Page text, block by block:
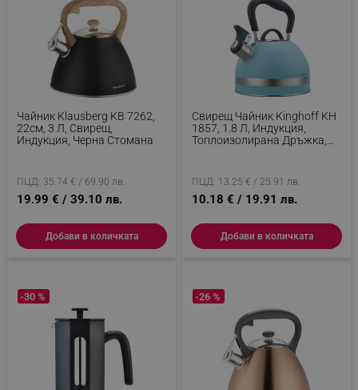
Чайник Klausberg KB 7262,
22см, 3 Л, Свирещ,
Индукция, Черна Стомана
ПЦД: 35.74 € / 69.90 лв.
19.99 € / 39.10 лв.
Добави в количката
Свирещ Чайник Kinghoff KH
1857, 1.8 Л, Индукция,
Топлоизолирана Дръжка,
ПЦД: 13.25 € / 25.91 лв.
10.18 € / 19.91 лв.
Добави в количката
-30 % -26 %